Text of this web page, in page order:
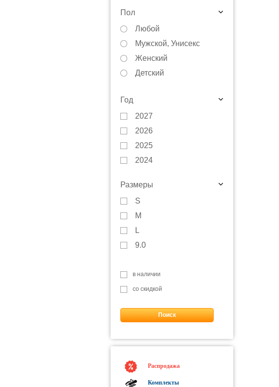
Смазки
Чехлы
Axon (1
Perfomance (1)
Dakine (1
Noname (
Skifree (
Пол
Любой
Мужской, Унисекс
Женский
Детский
Год
2027
2026
2025
2024
2022
2021
2020
2019
2018
2016
Размеры
S
M
L
9.0
в наличии
со скидкой
Поиск
Распродажа
Комплекты